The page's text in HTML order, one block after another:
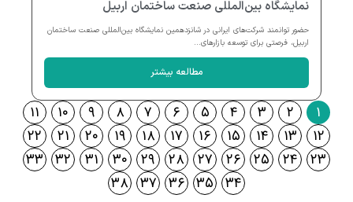
نمایشگاه بین‌المللی صنعت ساختمان اربیل
حضور توانمند شرکت‌های ایرانی در شانزدهمین نمایشگاه بین‌المللی صنعت ساختمان
اربیل، فرصتی برای توسعه بازارهای...
مطالعه بیشتر
۱ ۲ ۳ ۴ ۵ ۶ ۷ ۸ ۹ ۱۰
۱۱
۱۲
۱۳ ۱۴ ۱۵ ۱۶ ۱۷ ۱۸ ۱۹ ۲۰ ۲۱
۲۲
۲۳
۲۴ ۲۵ ۲۶ ۲۷ ۲۸ ۲۹ ۳۰ ۳۱ ۳۲ ۳۳
۳۴ ۳۵ ۳۶ ۳۷ ۳۸